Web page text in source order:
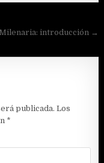
Milenaria: introducción →
publicada. Los
*